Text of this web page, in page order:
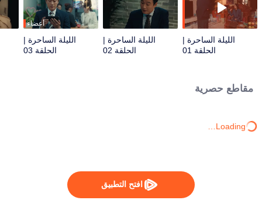
افتح التطبيق
الليلة الساحرة |
الحلقة 01
الليلة الساحرة |
الحلقة 02
أعضاء
الليلة الساحرة |
الحلقة 03
مقاطع حصرية
Loading…